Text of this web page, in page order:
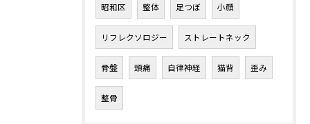
昭和区 整体 足つぼ 小顔
リフレクソロジー ストレートネック
骨盤 頭痛 自律神経 猫背 歪み
整骨